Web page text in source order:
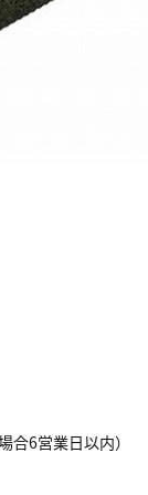
合6営業日以内）